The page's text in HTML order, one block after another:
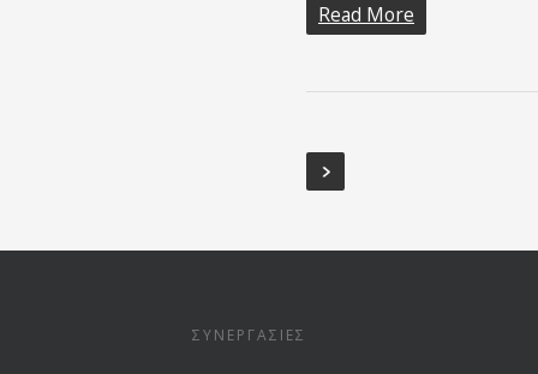
Read More
ΣΥΝΕΡΓΑΣΊΕΣ